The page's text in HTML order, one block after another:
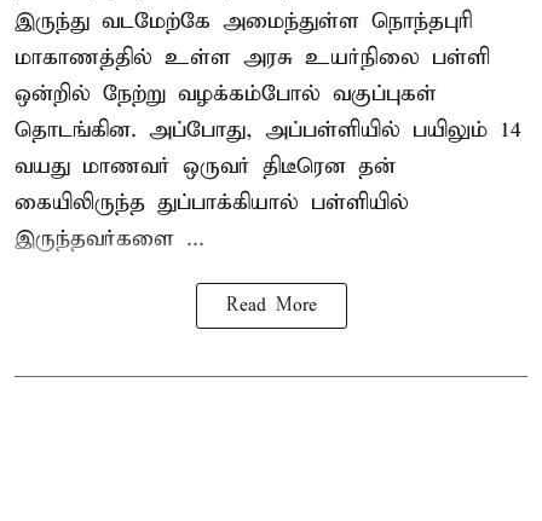
இருந்து வடமேற்கே அமைந்துள்ள நொந்தபுரி
மாகாணத்தில் உள்ள அரசு உயர்நிலை பள்ளி
ஒன்றில் நேற்று வழக்கம்போல் வகுப்புகள்
தொடங்கின. அப்போது, அப்பள்ளியில் பயிலும் 14
வயது மாணவர் ஒருவர் திடீரென தன்
கையிலிருந்த துப்பாக்கியால் பள்ளியில்
இருந்தவர்களை ...
Read More